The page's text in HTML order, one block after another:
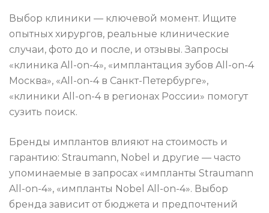
Выбор клиники — ключевой момент. Ищите
опытных хирургов, реальные клинические
случаи, фото до и после, и отзывы. Запросы
«клиника All-on-4», «имплантация зубов All-on-4
Москва», «All-on-4 в Санкт-Петербурге»,
«клиники All-on-4 в регионах России» помогут
сузить поиск.
Бренды имплантов влияют на стоимость и
гарантию: Straumann, Nobel и другие — часто
упоминаемые в запросах «импланты Straumann
All-on-4», «импланты Nobel All-on-4». Выбор
бренда зависит от бюджета и предпочтений